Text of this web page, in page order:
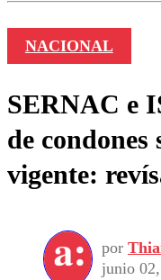
NACIONAL
SERNAC e
de
vigente:
por
junio